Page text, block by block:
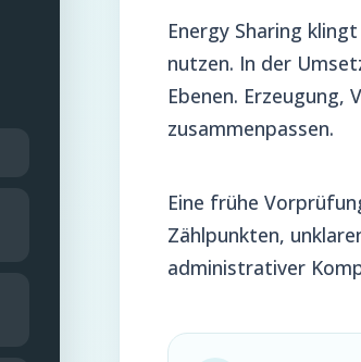
Energy Sharing
nutzen. In der
Ebenen. Erzeugung,
zusammenpassen.
Eine frühe
Zählpunkten,
administrativer